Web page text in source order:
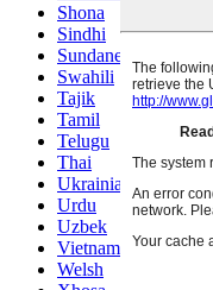
Shona
Sindhi
Sundanese
Swahili
Tajik
Tamil
Telugu
Thai
Ukrainian
Urdu
Uzbek
Vietnamese
Welsh